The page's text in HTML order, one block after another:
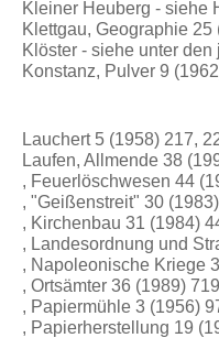
Kleiner Heuberg - siehe
Klettgau, Geographie 25
Klöster - siehe unter
Konstanz, Pulver 9
Lauchert 5 (1958) 217,
Laufen, Allmende 38
, Feuerlöschwesen 44
, "Geißenstreit" 30
, Kirchenbau 31 (1984)
, Landesordnung und
, Napoleonische Kriege
, Ortsämter 36 (1989)
, Papiermühle 3 (1956)
, Papierherstellung 19